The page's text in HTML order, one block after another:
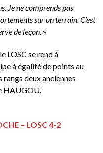
Je ne comprends pas
sur un terrain. C’est
de leçon. »
LOSC se rend à
à égalité de points au
deux anciennes
HAUGOU.
– LOSC 4-2